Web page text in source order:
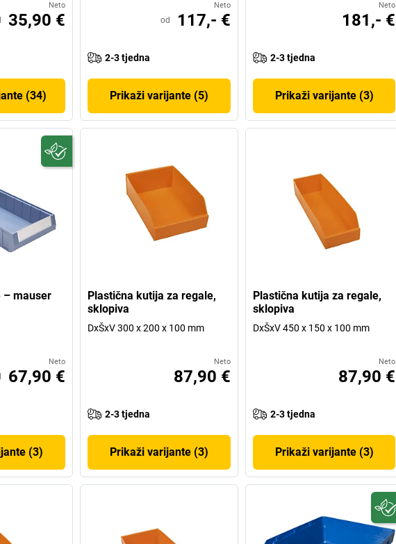
Neto
35,90 €
(34)
Neto
od 117,- €
2-3 tjedna
Prikaži varijante (5)
Neto
181,- €
2-3 tjedna
Prikaži varijante (3)
– mauser
Neto
67,90 €
(3)
Plastična kutija za regale,
sklopiva
DxŠxV 300 x 200 x 100 mm
Neto
87,90 €
2-3 tjedna
Prikaži varijante (3)
Plastična kutija za regale,
sklopiva
DxŠxV 450 x 150 x 100 mm
Neto
87,90 €
2-3 tjedna
Prikaži varijante (3)